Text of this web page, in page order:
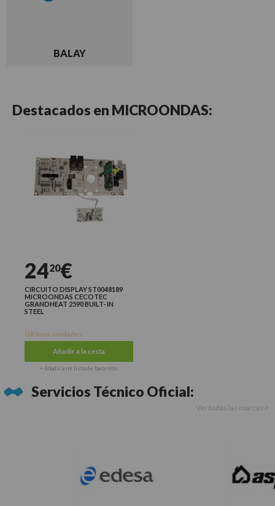
BALAY
Destacados en MICROONDAS:
2420€
CIRCUITO DISPLAY ST0048189
MICROONDAS CECOTEC
GRANDHEAT 2590 BUILT- IN
STEEL
Últimas unidades
Añadir a la cesta
+ Añadir a mi lista de favoritos
Servicios Técnico Oficial:
Ver todas las marcas >